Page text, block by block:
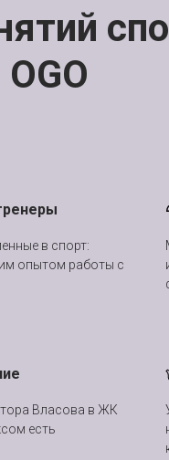
в спорт:
опытом работы с
Власова в ЖК
есть